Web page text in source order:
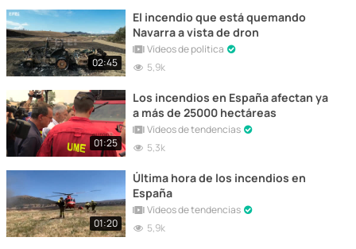
02:45
El incendio que está quemando
Navarra a vista de dron
Vídeos de política
5,9k
01:25
Los incendios en España afectan ya
a más de 25000 hectáreas
Vídeos de tendencias
5,3k
01:20
Última hora de los incendios en
España
Vídeos de tendencias
5,9k